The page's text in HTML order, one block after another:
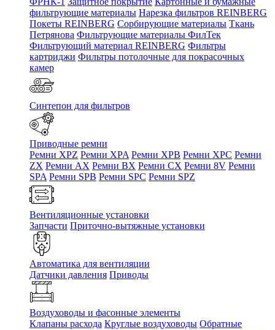
фильтрующие материалы Нарезка фильтров REINBERG
Покеты REINBERG Сорбирующие материалы Ткань
Петрянова Фильтрующие материалы ФилТек
Фильтрующий материал REINBERG Фильтры
картриджи Фильтры потолочные для покрасочных
камер
Синтепон для фильтров
Приводные ремни
Ремни XPZ Ремни XPA Ремни XPB Ремни XPC Ремни
ZX Ремни AX Ремни BX Ремни CX Ремни 8V Ремни
SPA Ремни SPB Ремни SPC Ремни SPZ
Вентиляционные установки
Запчасти Приточно-вытяжные установки
Автоматика для вентиляции
Датчики давления Приводы
Воздуховоды и фасонные элементы
Клапаны расхода Круглые воздуховоды Обратные